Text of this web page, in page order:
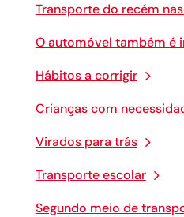
Transporte do recém
O automóvel também é
Hábitos a corrigir
Crianças com
Virados para trás
Transporte escolar
Segundo meio de